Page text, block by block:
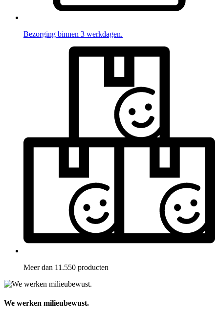
Bezorging binnen 3 werkdagen.
Meer dan 11.550 producten
We werken milieubewust.